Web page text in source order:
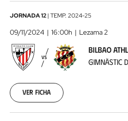
Bilbao
Athletic
-
Gimnàstic
de
11-
09
JORNADA 12| TEMP. 2024-25
09/11/2024 16:00h Lezama 2
VS
BILBAO
GIMNÀSTIC
Ver ficha